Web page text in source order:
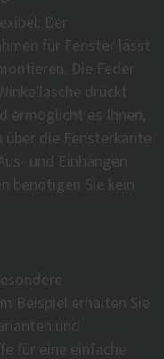
Der
für Fenster lässt
Die Feder
drückt
ermöglicht es Ihnen,
über die Fensterkante
und Einhängen
benötigen Sie kein
Beispiel erhalten Sie
und
für eine einfache